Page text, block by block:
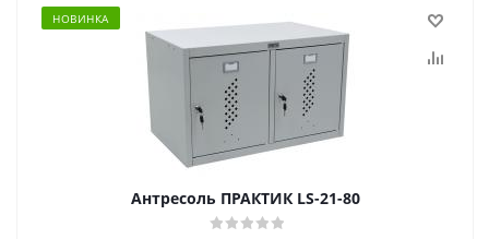
НОВИНКА
Антресоль ПРАКТИК LS-21-80